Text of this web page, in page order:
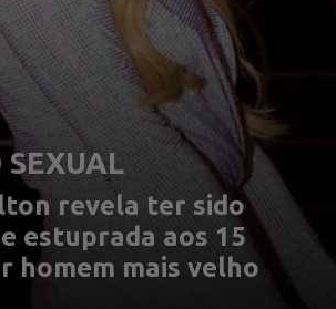
SEXUAL
revela ter sido
estuprada aos 15
homem mais velho